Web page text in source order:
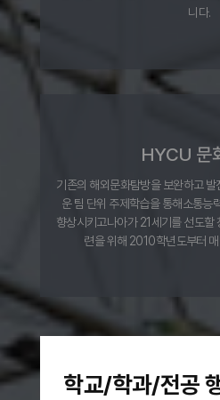
니다.
HYCU 문
기존의 해외문화탐방을 보완하고 발
운 팀 단위 주제학습을 통해소통능
향상시키고나아가 21세기를 선도할
련을 위해 2010학년도부터
학교/학과/전공